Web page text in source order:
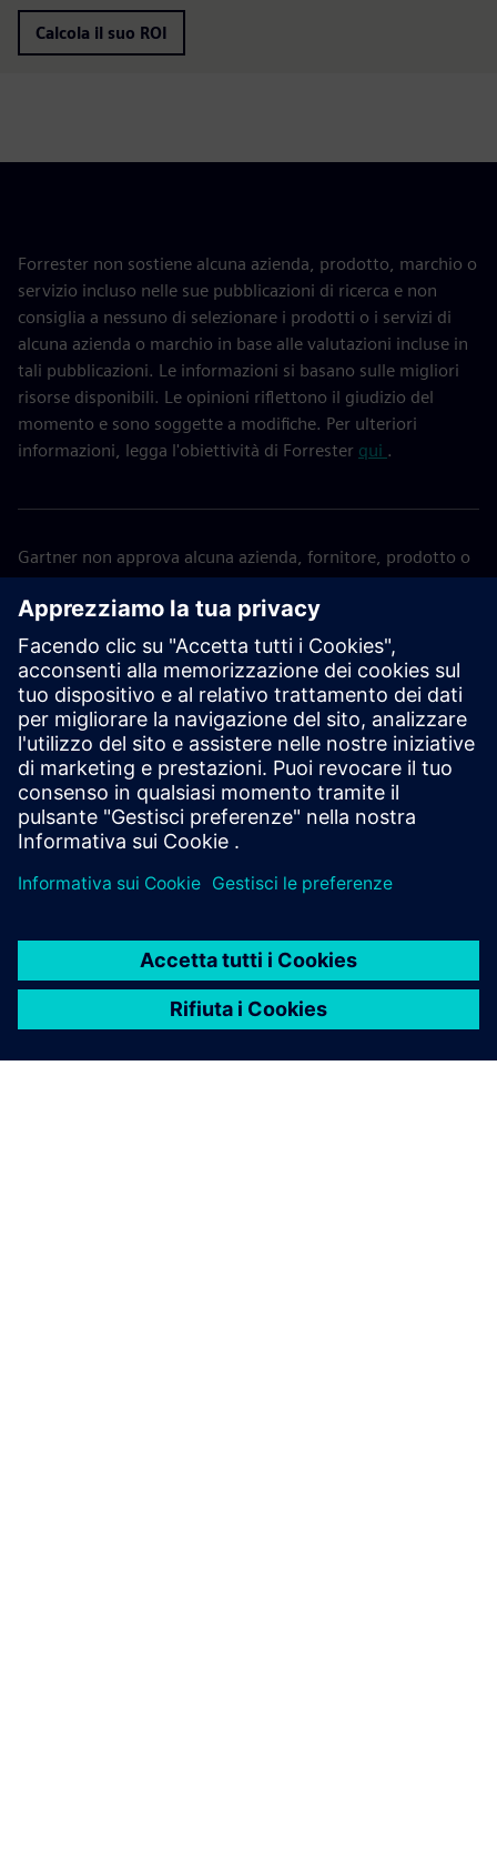
Calcola il suo ROI
Forrester non sostiene alcuna azienda, prodotto, marchio o
servizio incluso nelle sue pubblicazioni di ricerca e non
consiglia a nessuno di selezionare i prodotti o i servizi di
alcuna azienda o marchio in base alle valutazioni incluse in
tali pubblicazioni. Le informazioni si basano sulle migliori
risorse disponibili. Le opinioni riflettono il giudizio del
momento e sono soggette a modifiche. Per ulteriori
informazioni, legga l'obiettività di Forrester qui .
Gartner non approva alcuna azienda, fornitore, prodotto o
servizio descritto nelle sue pubblicazioni e non consiglia
agli utenti di tecnologia di selezionare solo i fornitori con i
punteggi più alti o altre designazioni. Le pubblicazioni di
Gartner sono costituite dalle opinioni dell'organizzazione di
analisi aziendali e tecnologiche di Gartner e non devono
essere interpretate come affermazioni di fatto. Gartner
declina tutte le garanzie, espresse o implicite, in relazione a
questa pubblicazione, comprese le garanzie di
commerciabilità o idoneità per uno scopo particolare.
GARTNER è un marchio di Gartner, Inc. e/o delle sue
affiliate.